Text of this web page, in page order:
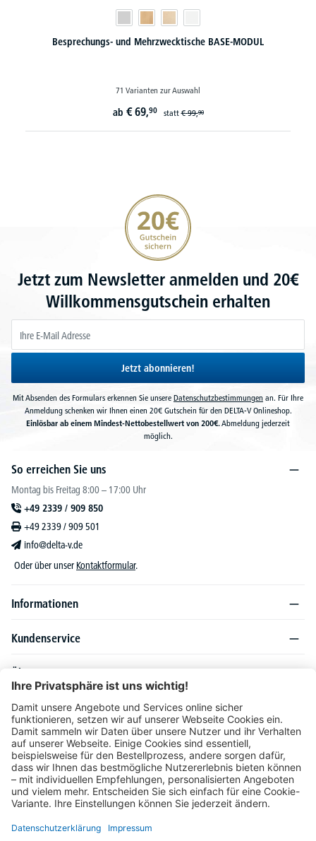
Besprechungs- und Mehrzwecktische BASE-MODUL
71 Varianten zur Auswahl
ab € 69,90 statt€ 99,90
20€ Gutschein sichern
Jetzt zum Newsletter anmelden und 20€
Willkommensgutschein erhalten
Jetzt abonnieren!
Mit Absenden des Formulars erkennen Sie unsere Datenschutzbestimmungen an. Für Ihre
Anmeldung schenken wir Ihnen einen 20€ Gutschein für den DELTA-V Onlineshop.
Einlösbar ab einem Mindest-Nettobestellwert von 200€.Abmeldung jederzeit
möglich.
So erreichen Sie uns
Montag bis Freitag 8:00 – 17:00 Uhr
+49 2339 / 909 850
+49 2339 / 909 501
info@delta-v.de
Oder über unser Kontaktformular.
Informationen
Kundenservice
Über DELTA-V
Produktsortiment
Ratgeber
Folgen Sie uns auch auf
Unser Angebot richtet sich ausschließlich an Industrie, Handel, Gewerbe und